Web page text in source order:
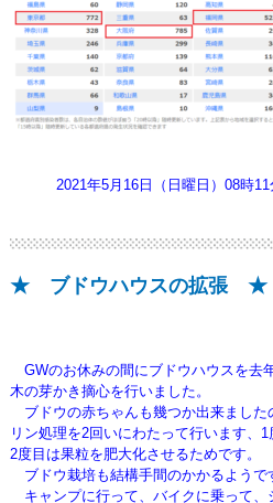
2021年5月16日（日曜日）08時11
★ ブドウハウスの拡張 ★
GWのお休みの間にブドウハウスを去
木の芽かき摘心を行いました。
ブドウの赤ちゃんも幾つか出来ました
リン処理を2回いにわたって行います、 1
2度目は果粒を肥大化させるためです。
ブドウ栽培も結構手間のかかるようで
キャンプに行って、バイクに乗って、